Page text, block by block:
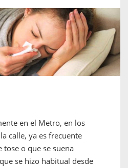
en el Metro, en los
calle, ya es frecuente
tose o que se suena
se hizo habitual desde